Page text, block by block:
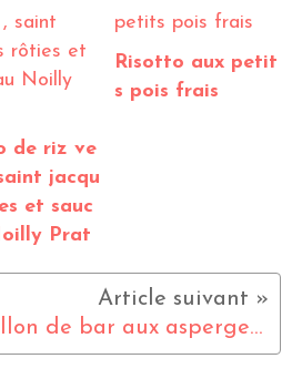
de riz ve
jacqu
et sauc
Prat
Risotto aux petit
s pois frais
Bouillon de bar aux asperges vertes